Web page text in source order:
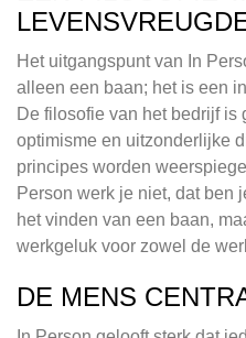
Het uitgangspunt van In
alleen een baan; het is een
De filosofie van het bedrijf
optimisme en uitzonderlijke
principes worden
Person werk je niet, dat ben
het vinden van een baan,
werkgeluk voor zowel de
DE MENS